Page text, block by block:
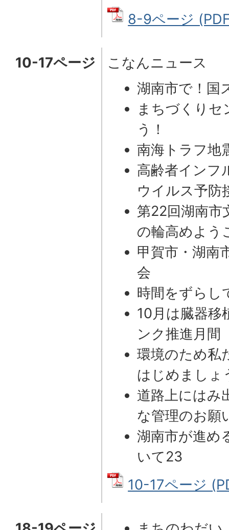
8-9ページ
10-17ページ
こなんニュース
湖南市で！国
まちづくり
う！
南海トラフ地
高齢者インフ
ウイルス予防
第22回湖南市
の輪高めよう
甲賀市・湖南
会
時間をずらし
10月は臓器移
ンク推進月間
環境のため私
はじめましょ
道路上にはみ
な管理のお願
湖南市が進め
いて23
10-17ページ